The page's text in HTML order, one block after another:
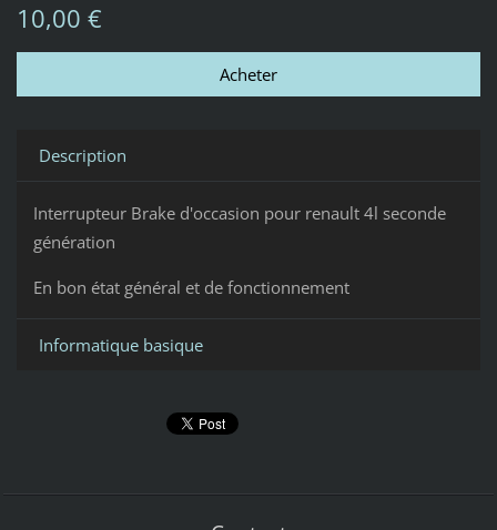
10,00 €
Description
Interrupteur Brake d'occasion pour renault 4l seconde
génération
En bon état général et de fonctionnement
Informatique basique